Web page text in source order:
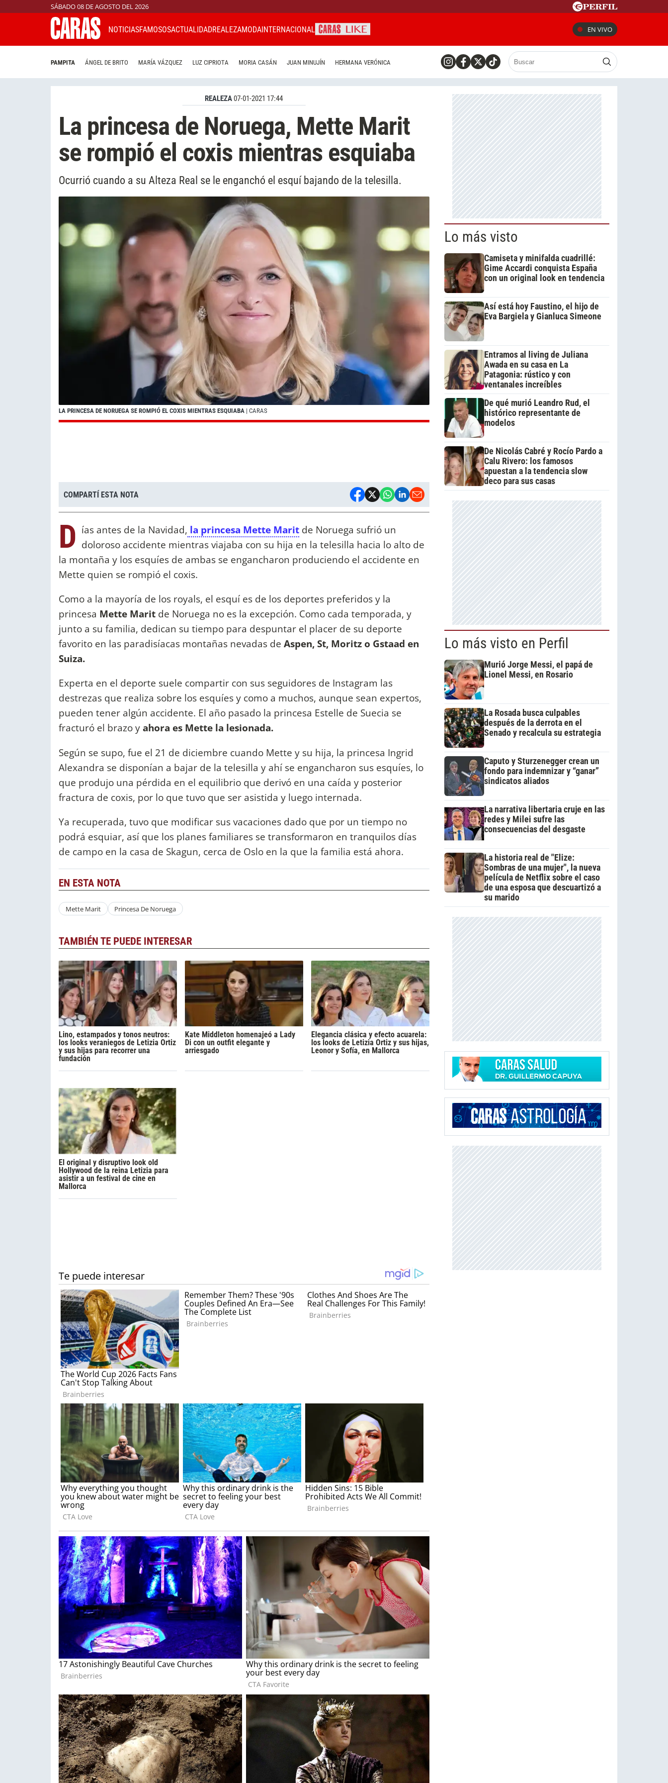
SÁBADO 08 DE AGOSTO DEL 2026
NOTICIASFAMOSOSACTUALIDADREALEZAMODAINTERNACIONAL EN VIVO
PAMPITA ÁNGEL DE BRITO MARÍA VÁZQUEZ LUZ CIPRIOTA MORIA CASÁN JUAN MINUJÍN HERMANA VERÓNICA
REALEZA07-01-2021 17:44
La princesa de Noruega, Mette Marit
se rompió el coxis mientras esquiaba
Ocurrió cuando a su Alteza Real se le enganchó el esquí bajando de la telesilla.
LA PRINCESA DE NORUEGA SE ROMPIÓ EL COXIS MIENTRAS ESQUIABA | CARAS
COMPARTÍ ESTA NOTA
D ías antes de la Navidad, la princesa Mette Marit de Noruega sufrió un
doloroso accidente mientras viajaba con su hija en la telesilla hacia lo alto de
la montaña y los esquíes de ambas se engancharon produciendo el accidente en
Mette quien se rompió el coxis.
Como a la mayoría de los royals, el esquí es de los deportes preferidos y la
princesa Mette Marit de Noruega no es la excepción. Como cada temporada, y
junto a su familia, dedican su tiempo para despuntar el placer de su deporte
favorito en las paradisíacas montañas nevadas de Aspen, St, Moritz o Gstaad en
Suiza.
Experta en el deporte suele compartir con sus seguidores de Instagram las
destrezas que realiza sobre los esquíes y como a muchos, aunque sean expertos,
pueden tener algún accidente. El año pasado la princesa Estelle de Suecia se
fracturó el brazo yahora es Mette la lesionada.
Según se supo, fue el 21 de diciembre cuando Mette y su hija, la princesa Ingrid
Alexandra se disponían a bajar de la telesilla y ahí se engancharon sus esquíes, lo
que produjo una pérdida en el equilibrio que derivó en una caída y posterior
fractura de coxis, por lo que tuvo que ser asistida y luego internada.
Ya recuperada, tuvo que modificar sus vacaciones dado que por un tiempo no
podrá esquiar, así que los planes familiares se transformaron en tranquilos días
de campo en la casa de Skagun, cerca de Oslo en la que la familia está ahora.
EN ESTA NOTA
Mette Marit Princesa De Noruega
TAMBIÉN TE PUEDE INTERESAR
Lino, estampados y tonos neutros:
los looks veraniegos de Letizia Ortiz
y sus hijas para recorrer una
fundación
Kate Middleton homenajeó a Lady
Di con un outfit elegante y
arriesgado
Elegancia clásica y efecto acuarela:
los looks de Letizia Ortiz y sus hijas,
Leonor y Sofía, en Mallorca
El original y disruptivo look old
Hollywood de la reina Letizia para
asistir a un festival de cine en
Mallorca
Lo más visto
Camiseta y minifalda cuadrillé:
Gime Accardi conquista España
con un original look en tendencia
Así está hoy Faustino, el hijo de
Eva Bargiela y Gianluca Simeone
Entramos al living de Juliana
Awada en su casa en La
Patagonia: rústico y con
ventanales increíbles
De qué murió Leandro Rud, el
histórico representante de
modelos
De Nicolás Cabré y Rocío Pardo a
Calu Rivero: los famosos
apuestan a la tendencia slow
deco para sus casas
Lo más visto en Perfil
Murió Jorge Messi, el papá de
Lionel Messi, en Rosario
La Rosada busca culpables
después de la derrota en el
Senado y recalcula su estrategia
Caputo y Sturzenegger crean un
fondo para indemnizar y “ganar”
sindicatos aliados
La narrativa libertaria cruje en las
redes y Milei sufre las
consecuencias del desgaste
La historia real de "Elize:
Sombras de una mujer", la nueva
película de Netflix sobre el caso
de una esposa que descuartizó a
su marido